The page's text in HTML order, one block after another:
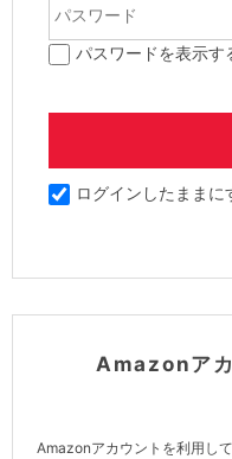
パスワードを表示す
ログインしたままに
Amazonア
Amazonアカウントを利用し